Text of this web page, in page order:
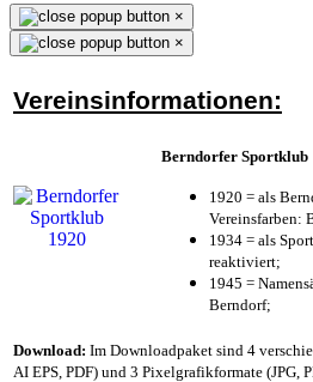
×
×
Vereinsinformationen:
Berndorfer Sportklub
1920 = als
Vereinsfarben:
1934 = als
reaktiviert;
1945 =
Berndorf;
Download: Im Downloadpaket sind 4
AI EPS, PDF) und 3 Pixelgrafikformate (JPG,